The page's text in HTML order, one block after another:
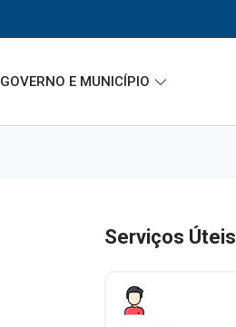
GOVERNO E MUNICÍPIO
Serviços Úteis